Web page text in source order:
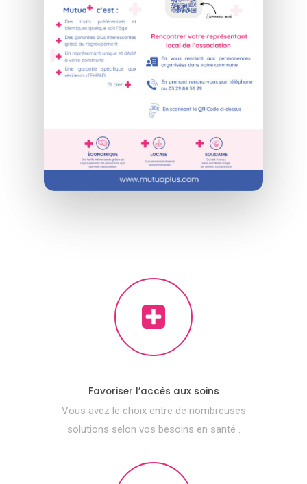
Favoriser l’accès aux soins
Vous avez le choix entre de nombreuses
solutions selon vos besoins en santé .